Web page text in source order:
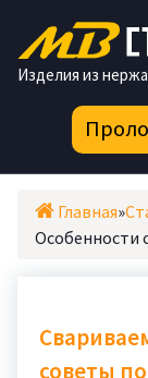
содержимому
Изделия из
Главная»
Особенности
советы